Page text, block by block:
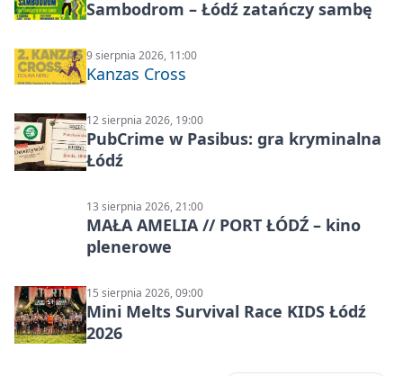
Sambodrom – Łódź zatańczy sambę
9 sierpnia 2026, 11:00
Kanzas Cross
12 sierpnia 2026, 19:00
PubCrime w Pasibus: gra kryminalna
Łódź
13 sierpnia 2026, 21:00
MAŁA AMELIA // PORT ŁÓDŹ – kino
plenerowe
15 sierpnia 2026, 09:00
Mini Melts Survival Race KIDS Łódź
2026